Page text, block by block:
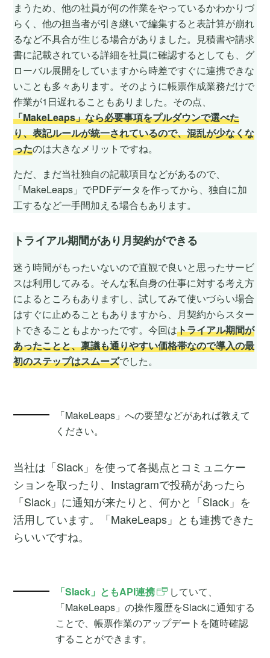
まうため、他の社員が何の作業をやっているかわかりづ
らく、他の担当者が引き継いで編集すると表計算が崩れ
るなど不具合が生じる場合がありました。見積書や請求
書に記載されている詳細を社員に確認するとしても、グ
ローバル展開をしていますから時差ですぐに連携できな
いことも多々あります。そのように帳票作成業務だけで
作業が1日遅れることもありました。その点、
「MakeLeaps」なら必要事項をプルダウンで選べた
り、表記ルールが統一されているので、混乱が少なくな
ったのは大きなメリットですね。
ただ、まだ当社独自の記載項目などがあるので、
「MakeLeaps」でPDFデータを作ってから、独自に加
工するなど一手間加える場合もあります。
トライアル期間があり月契約ができる
迷う時間がもったいないので直観で良いと思ったサービ
スは利用してみる。そんな私自身の仕事に対する考え方
によるところもありますし、試してみて使いづらい場合
はすぐに止めることもありますから、月契約からスター
トできることもよかったです。今回はトライアル期間が
あったことと、稟議も通りやすい価格帯なので導入の最
初のステップはスムーズでした。
「MakeLeaps」への要望などがあれば教えて
ください。
当社は「Slack」を使って各拠点とコミュニケー
ションを取ったり、Instagramで投稿があったら
「Slack」に通知が来たりと、何かと「Slack」を
活用しています。「MakeLeaps」とも連携できた
らいいですね。
「Slack」ともAPI連携
していて、
「MakeLeaps」の操作履歴をSlackに通知する
ことで、帳票作業のアップデートを随時確認
することができます。